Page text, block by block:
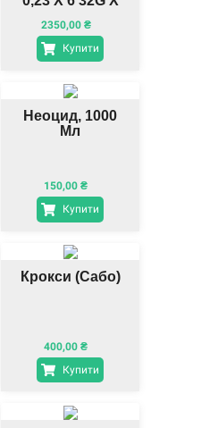
Рожеві (100
Шт.)
2350,00₴
Купити
Неоцид, 1000
Мл
150,00 ₴
Купити
Крокси (сабо)
400,00 ₴
Купити